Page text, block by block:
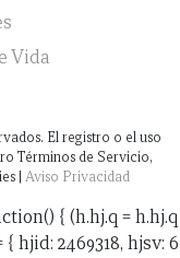
Vida
El registro o el uso
Términos de Servicio,
| Aviso Privacidad
{ (h.hj.q = h.hj.q
hjid: 2469318, hjsv: 6